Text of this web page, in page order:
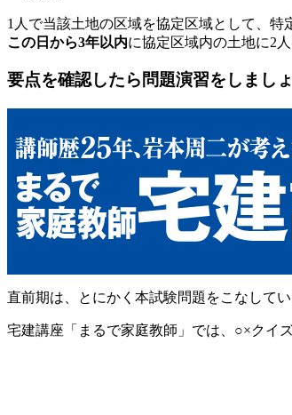
1人で当該土地の区域を協定区域として、特
この日から3年以内に協定区域内の土地に2
要点を確認したら問題演習をしまし
直前期は、とにかく本試験問題をこなしてい
宅建講座「まるで家庭教師」では、○×クイ